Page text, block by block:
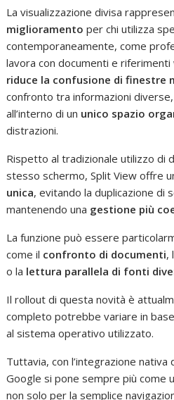
La visualizzazione divisa
miglioramento per chi utilizza
contemporaneamente, come
lavora con documenti e
riduce la confusione di finestre
confronto tra informazioni
all’interno di un unico spazio
distrazioni.
Rispetto al tradizionale utilizzo di
stesso schermo, Split View offre
unica, evitando la duplicazione di
mantenendo una gestione più
La funzione può essere
come il confronto di documenti,
o la lettura parallela di fonti
Il rollout di questa novità è
completo potrebbe variare in
al sistema operativo utilizzato.
Tuttavia, con l’integrazione
Google si pone sempre più come
non solo per la semplice